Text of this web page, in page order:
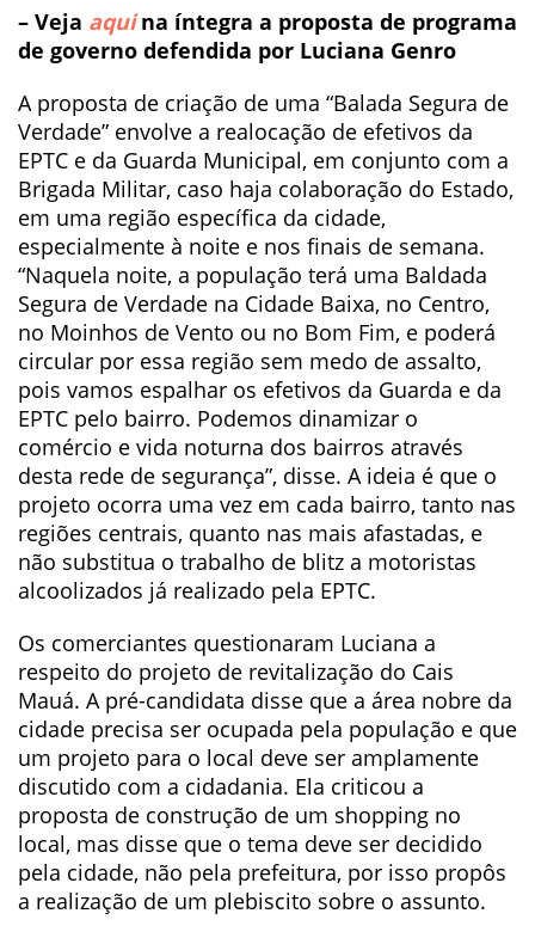
– Veja aquina íntegra a proposta de programa
de governo defendida por Luciana Genro
A proposta de criação de uma “Balada Segura de
Verdade” envolve a realocação de efetivos da
EPTC e da Guarda Municipal, em conjunto com a
Brigada Militar, caso haja colaboração do Estado,
em uma região específica da cidade,
especialmente à noite e nos finais de semana.
“Naquela noite, a população terá uma Baldada
Segura de Verdade na Cidade Baixa, no Centro,
no Moinhos de Vento ou no Bom Fim, e poderá
circular por essa região sem medo de assalto,
pois vamos espalhar os efetivos da Guarda e da
EPTC pelo bairro. Podemos dinamizar o
comércio e vida noturna dos bairros através
desta rede de segurança”, disse. A ideia é que o
projeto ocorra uma vez em cada bairro, tanto nas
regiões centrais, quanto nas mais afastadas, e
não substitua o trabalho de blitz a motoristas
alcoolizados já realizado pela EPTC.
Os comerciantes questionaram Luciana a
respeito do projeto de revitalização do Cais
Mauá. A pré-candidata disse que a área nobre da
cidade precisa ser ocupada pela população e que
um projeto para o local deve ser amplamente
discutido com a cidadania. Ela criticou a
proposta de construção de um shopping no
local, mas disse que o tema deve ser decidido
pela cidade, não pela prefeitura, por isso propôs
a realização de um plebiscito sobre o assunto.